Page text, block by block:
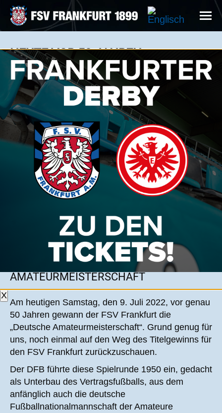
HEUTE VOR 50 JAHREN
Horst Trimhold, Herbert Wagner und Peter Koch
präsentieren den Meisterschaftspokal
DER FSV FRANKFURT GEWINNT DIE
AMATEURMEISTERSCHAFT
Am heutigen Samstag, den 9. Juli 2022, vor genau
50 Jahren gewann der FSV Frankfurt die
„Deutsche Amateurmeisterschaft“. Grund genug für
uns, noch einmal auf den Weg des Titelgewinns für
den FSV Frankfurt zurückzuschauen.
Der DFB führte diese Spielrunde 1950 ein, gedacht
als Unterbau des Vertragsfußballs, aus dem
anfänglich auch die deutsche
Fußballnationalmannschaft der Amateure
X